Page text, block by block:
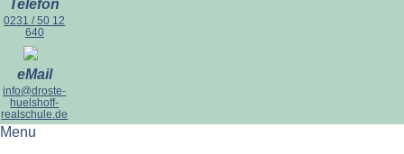
Telefon
0231 / 50 12
640
eMail
info@droste-
huelshoff-
realschule.de
Menu